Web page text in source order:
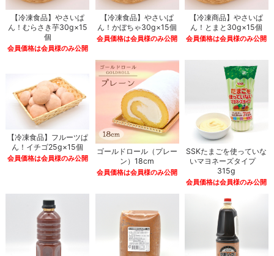
【冷凍食品】やさいぱ
ん！むらさき芋30g×15
個
会員価格は会員様のみ公開
【冷凍食品】やさいぱ
ん！かぼちゃ30g×15個
会員価格は会員様のみ公開
【冷凍商品】やさいぱ
ん！とまと30g×15個
会員価格は会員様のみ公開
【冷凍食品】フルーツぱ
ん！イチゴ25g×15個
会員価格は会員様のみ公開
ゴールドロール（プレー
ン）18cm
会員価格は会員様のみ公開
SSKたまごを使っていな
いマヨネーズタイプ
315g
会員価格は会員様のみ公開